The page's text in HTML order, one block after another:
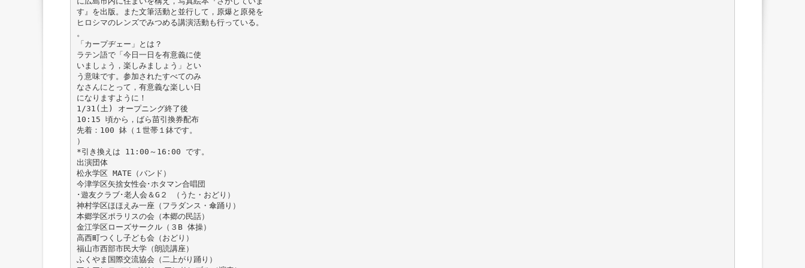
す』を出版。また文筆活動と並行して，原爆と原発を
ヒロシマのレンズでみつめる講演活動も行っている。
。
「カープヂェー」とは？
ラテン語で「今日一日を有意義に使
いましょう，楽しみましょう」とい
う意味です。参加されたすべてのみ
なさんにとって，有意義な楽しい日
になりますように！
1/31(土) オープニング終了後
10:15 頃から，ばら苗引換券配布
先着：100 鉢（１世帯１鉢です。
）
*引き換えは 11:00～16:00 です。
出演団体
松永学区 MATE（バンド）
今津学区矢捨女性会･ホタマン合唱団
･遊友クラブ･老人会＆G２ （うた・おどり）
神村学区ほほえみ一座（フラダンス・傘踊り）
本郷学区ポラリスの会（本郷の民話）
金江学区ローズサークル（３B 体操）
高西町つくし子ども会（おどり）
福山市西部市民大学（朗読講座）
ふくやま国際交流協会（二上がり踊り）